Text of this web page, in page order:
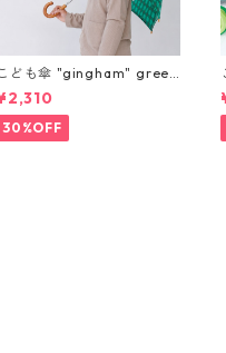
ども傘 "gingham" green
30%OFF